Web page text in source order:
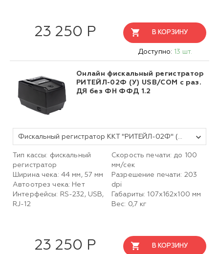
23 250 Р В КОРЗИНУ
Доступно: 13 шт.
Онлайн фискальный регистратор
РИТЕЙЛ-02Ф (У) USB/COM с раз.
ДЯ без ФН ФФД 1.2
Фискальный регистратор ККТ "РИТЕЙЛ-02Ф" (У) USB/COM с раз. ДЯ (черный) без ФН
Тип кассы: фискальный
регистратор
Ширина чека: 44 мм, 57 мм
Автоотрез чека: Нет
Интерфейсы: RS-232, USB,
RJ-12
Скорость печати: до 100
мм/сек
Разрешение печати: 203
dpi
Габариты: 107х162х100 мм
Вес: 0,7 кг
23 250 Р В КОРЗИНУ